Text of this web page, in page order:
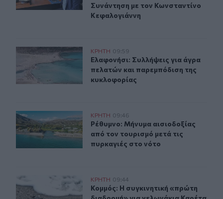
Συνάντηση με τον Κωνσταντίνο
Κεφαλογιάννη
Ελαφονήσι: Συλλήψεις για άγρα πελατών και
ΚΡΗΤΗ 09:59
Ελαφονήσι: Συλλήψεις για άγρα
Ελαφονήσι: Συλλήψεις για άγρα
πελατών και παρεμπόδιση της
κυκλοφορίας
Ρέθυμνο: Μήνυμα αισιοδοξίας από τον τουρισμό μετά
ΚΡΗΤΗ 09:46
Ρέθυμνο: Μήνυμα αισιοδοξίας από
Ρέθυμνο: Μήνυμα αισιοδοξίας
από τον τουρισμό μετά τις
πυρκαγιές στο νότο
Ηράκλειο: Η συγκινητική «πρώτη διαδρομή» για
ΚΡΗΤΗ 09:44
Κομμός: Η συγκινητική «πρώτη
Κομμός: Η συγκινητική «πρώτη